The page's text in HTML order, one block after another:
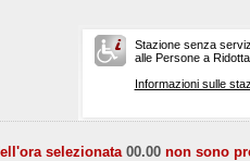
Stazione senza
alle Persone a
Informazioni sulle
selezionata00.00 non sono